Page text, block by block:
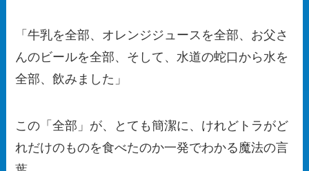
「牛乳を全部、オレンジジュースを全部、お父さ
んのビールを全部、そして、水道の蛇口から水を
全部、飲みました」
この「全部」が、とても簡潔に、けれどトラがど
れだけのものを食べたのか一発でわかる魔法の言